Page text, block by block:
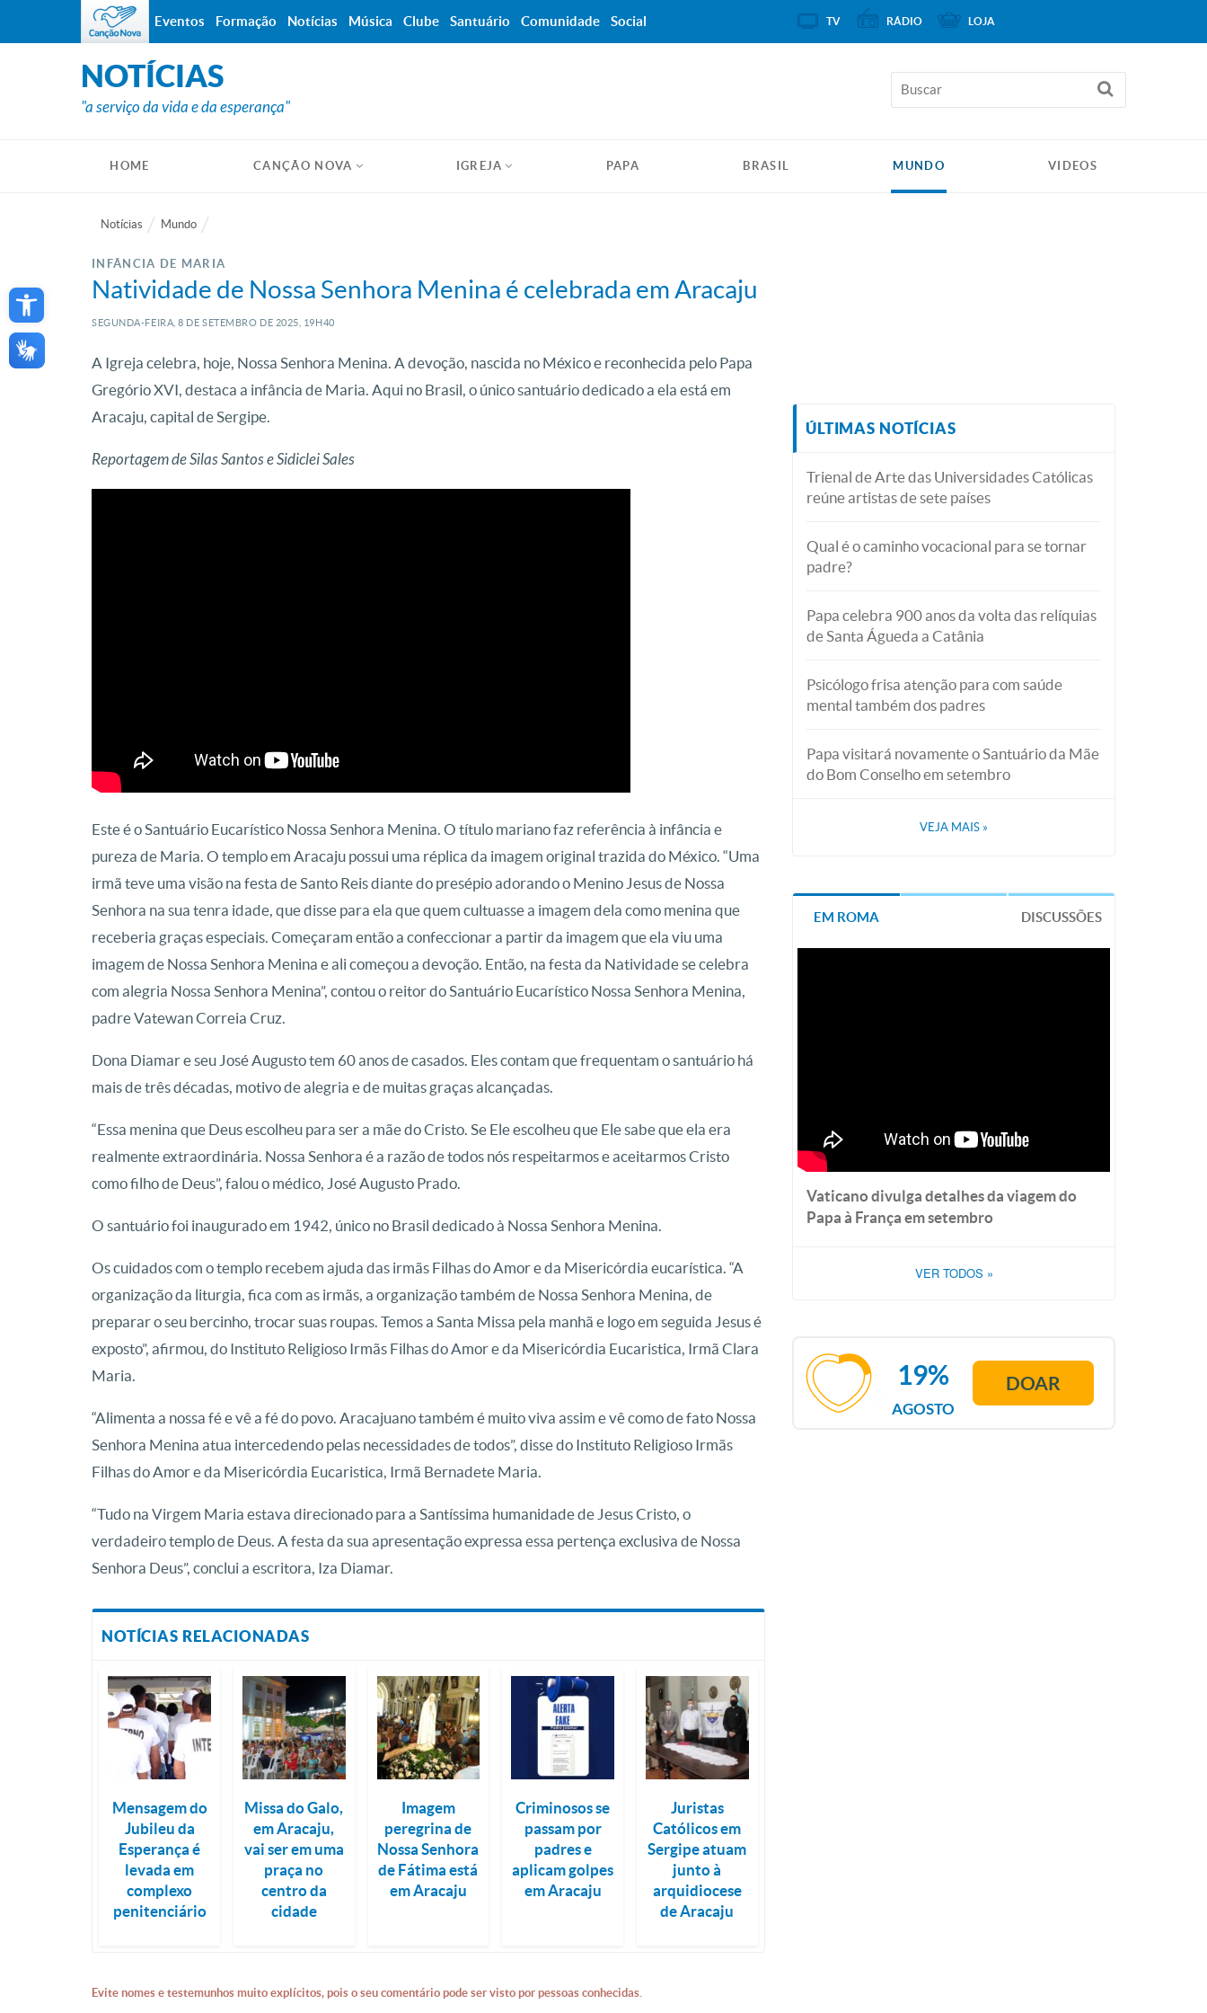
Open toolbar
NOTÍCIAS
"a serviço da vida e da esperança"
HOME CANÇÃO NOVA IGREJA PAPA BRASIL MUNDO VIDEOS
Notícias Mundo
INFÂNCIA DE MARIA
Natividade de Nossa Senhora Menina é celebrada em Aracaju
SEGUNDA-FEIRA, 8 DE SETEMBRO DE 2025, 19H40
A Igreja celebra, hoje, Nossa Senhora Menina. A devoção, nascida no México e reconhecida pelo Papa
Gregório XVI, destaca a infância de Maria. Aqui no Brasil, o único santuário dedicado a ela está em
Aracaju, capital de Sergipe.
Reportagem de Silas Santos e Sidiclei Sales
Este é o Santuário Eucarístico Nossa Senhora Menina. O título mariano faz referência à infância e
pureza de Maria. O templo em Aracaju possui uma réplica da imagem original trazida do México. “Uma
irmã teve uma visão na festa de Santo Reis diante do presépio adorando o Menino Jesus de Nossa
Senhora na sua tenra idade, que disse para ela que quem cultuasse a imagem dela como menina que
receberia graças especiais. Começaram então a confeccionar a partir da imagem que ela viu uma
imagem de Nossa Senhora Menina e ali começou a devoção. Então, na festa da Natividade se celebra
com alegria Nossa Senhora Menina”, contou o reitor do Santuário Eucarístico Nossa Senhora Menina,
padre Vatewan Correia Cruz.
Dona Diamar e seu José Augusto tem 60 anos de casados. Eles contam que frequentam o santuário há
mais de três décadas, motivo de alegria e de muitas graças alcançadas.
“Essa menina que Deus escolheu para ser a mãe do Cristo. Se Ele escolheu que Ele sabe que ela era
realmente extraordinária. Nossa Senhora é a razão de todos nós respeitarmos e aceitarmos Cristo
como filho de Deus”, falou o médico, José Augusto Prado.
O santuário foi inaugurado em 1942, único no Brasil dedicado à Nossa Senhora Menina.
Os cuidados com o templo recebem ajuda das irmãs Filhas do Amor e da Misericórdia eucarística. “A
organização da liturgia, fica com as irmãs, a organização também de Nossa Senhora Menina, de
preparar o seu bercinho, trocar suas roupas. Temos a Santa Missa pela manhã e logo em seguida Jesus é
exposto”, afirmou, do Instituto Religioso Irmãs Filhas do Amor e da Misericórdia Eucaristica, Irmã Clara
Maria.
“Alimenta a nossa fé e vê a fé do povo. Aracajuano também é muito viva assim e vê como de fato Nossa
Senhora Menina atua intercedendo pelas necessidades de todos”, disse do Instituto Religioso Irmãs
Filhas do Amor e da Misericórdia Eucaristica, Irmã Bernadete Maria.
“Tudo na Virgem Maria estava direcionado para a Santíssima humanidade de Jesus Cristo, o
verdadeiro templo de Deus. A festa da sua apresentação expressa essa pertença exclusiva de Nossa
Senhora Deus”, conclui a escritora, Iza Diamar.
NOTÍCIAS RELACIONADAS
Mensagem do
Jubileu da
Esperança é
levada em
complexo
penitenciário
Missa do Galo,
em Aracaju,
vai ser em uma
praça no
centro da
cidade
Imagem
peregrina de
Nossa Senhora
de Fátima está
em Aracaju
Criminosos se
passam por
padres e
aplicam golpes
em Aracaju
Juristas
Católicos em
Sergipe atuam
junto à
arquidiocese
de Aracaju
Evite nomes e testemunhos muito explícitos, pois o seu comentário pode ser visto por pessoas conhecidas.
ÚLTIMAS NOTÍCIAS
Trienal de Arte das Universidades Católicas
reúne artistas de sete países
Qual é o caminho vocacional para se tornar
padre?
Papa celebra 900 anos da volta das relíquias
de Santa Águeda a Catânia
Psicólogo frisa atenção para com saúde
mental também dos padres
Papa visitará novamente o Santuário da Mãe
do Bom Conselho em setembro
VEJA MAIS »
EM ROMA DISCUSSÕES
Vaticano divulga detalhes da viagem do
Papa à França em setembro
VER TODOS »
AGOSTO
19% DOAR
Eventos Formação Notícias Música Clube Santuário Comunidade Social TV RÁDIO LOJA